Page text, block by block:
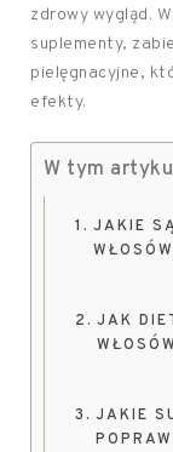
zdrowy wygląd.
suplementy,
pielęgnacyjne,
efekty.
W tym
JAKIE
JAK
JAKIE